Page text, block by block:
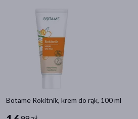
Botame Rokitnik, krem do rąk, 100 ml
Filtry
Dostępny(259)
Wysyłka 0 zł
Nowość (6)